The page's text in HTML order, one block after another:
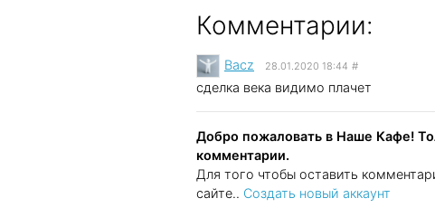
Комментарии:
Bacz 28.01.2020 18:44 #
сделка века видимо плачет
Добро пожаловать в Наше Кафе!
комментарии.
Для того чтобы оставить
сайте.. Создать новый аккаунт